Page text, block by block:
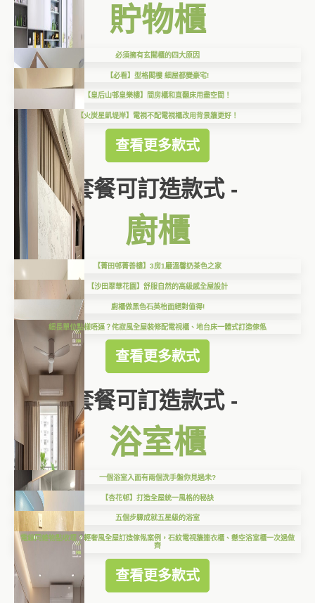
貯物櫃
必須擁有玄關櫃的四大原因
【必看】型格閣樓 細屋都變豪宅!
【皇后山邨皇樂樓】間房櫃和直翻床用盡空間！
【火炭星凱堤岸】電視不配電視櫃改用背景牆更好！
查看更多款式
套餐可訂造款式 -
廚櫃
【菁田邨菁善樓】3房1廳溫馨奶茶色之家
【沙田翠華花園】舒服自然的高級感全屋設計
廚櫃做黑色石英枱面絕對值得!
細長單位點樣唔逼？侘寂風全屋裝修配電視櫃、地台床一體式訂造傢俬
查看更多款式
套餐可訂造款式 -
浴室櫃
一個浴室入面有兩個洗手盤你見過未?
【杏花邨】打造全屋統一風格的秘訣
五個步驟成就五星級的浴室
電線同雜物點收埋？輕奢風全屋訂造傢俬案例，石紋電視牆連衣櫃、懸空浴室櫃一次過做
齊
查看更多款式